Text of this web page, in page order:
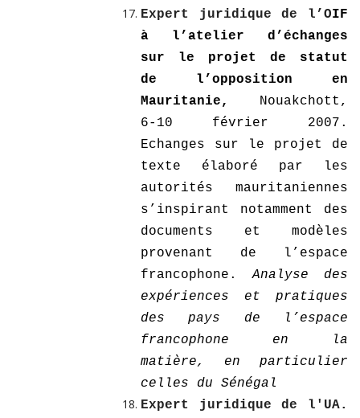
Expert juridique de l’OIF
à l’atelier d’échanges
sur le projet de statut
de l’opposition en
Mauritanie, Nouakchott,
6-10 février 2007.
Echanges sur le projet de
texte élaboré par les
autorités mauritaniennes
s’inspirant notamment des
documents et modèles
provenant de l’espace
francophone.Analyse des
expériences et pratiques
des pays de l’espace
francophone en la
matière, en particulier
celles du Sénégal
Expert juridique de l'UA.